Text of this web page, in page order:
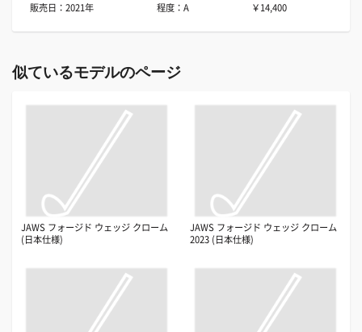
販売日：2021年 程度：A ￥14,400
似ているモデルのページ
JAWS フォージド ウェッジ クローム
(日本仕様)
JAWS フォージド ウェッジ クローム
2023 (日本仕様)